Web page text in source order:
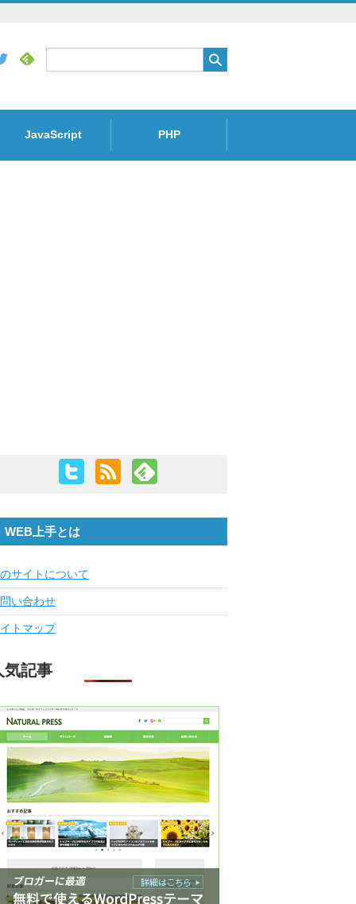
JavaScript PHP
WEB上手とは
サイトについて
い合わせ
トマップ
気記事